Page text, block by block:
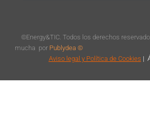
©Energy&TIC. Todos los derechos
mucha por Publydea ©
Aviso legal y Política de Cookies |